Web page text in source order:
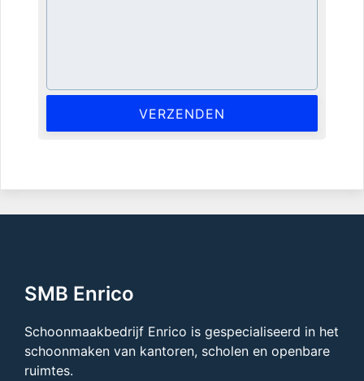
SMB Enrico
Schoonmaakbedrijf Enrico is gespecialiseerd in het
schoonmaken van kantoren, scholen en openbare
ruimtes.